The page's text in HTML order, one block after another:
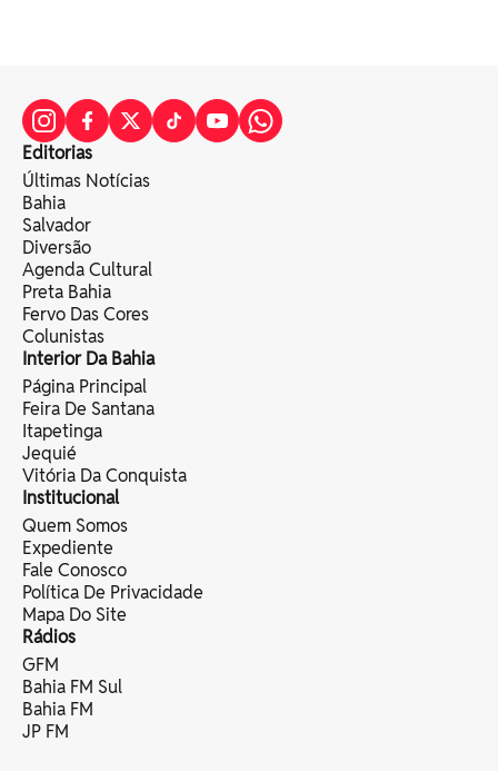
Editorias
Últimas Notícias
Bahia
Salvador
Diversão
Agenda Cultural
Preta Bahia
Fervo Das Cores
Colunistas
Interior Da Bahia
Página Principal
Feira De Santana
Itapetinga
Jequié
Vitória Da Conquista
Institucional
Quem Somos
Expediente
Fale Conosco
Política De Privacidade
Mapa Do Site
Rádios
GFM
Bahia FM Sul
Bahia FM
JP FM